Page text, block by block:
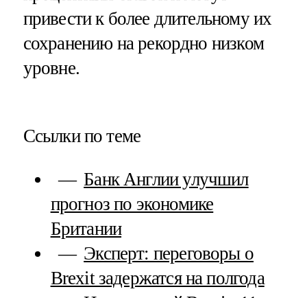
привести к более длительному их
сохранению на рекордно низком
уровне.
Ссылки по теме
Банк Англии улучшил
прогноз по экономике
Британии
Эксперт: переговоры о
Brexit задержатся на полгода